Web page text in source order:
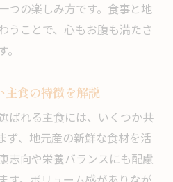
つの楽しみ方です。食事と地
うことで、心もお腹も満たさ
主食の特徴を解説
ばれる主食には、いくつか共
ず、地元産の新鮮な食材を活
志向や栄養バランスにも配慮